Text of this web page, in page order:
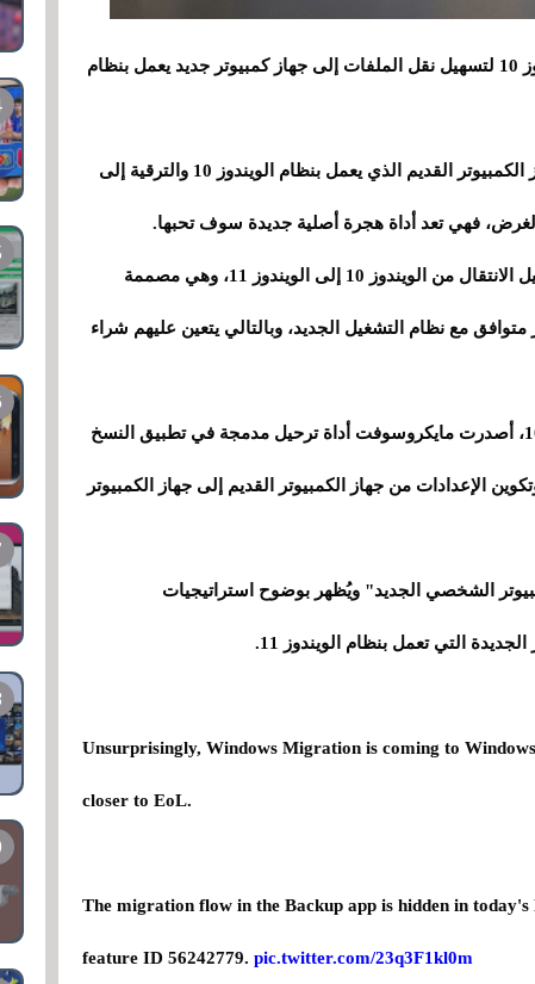
تختبر مايكروسوفت ميزة جديدة للهجرة في الويندوز 10 لتسهيل نقل الملفات إلى جهاز كمبيوتر جديد يعمل بنظام
تريد مايكروسوفت أن تسهل عليك التخلص من جهاز الكمبيوتر القديم الذي يعمل بنظام الويندوز 10 والترقية إلى
وتعمل مايكروسوفت على تطوير ميزة جديدة لتسهيل الانتقال من الويندوز 10 إلى الويندوز 11، وهي مصممة
مع نظام التشغيل الجديد، وبالتالي يتعين عليهم شراء
مع أحدث تحديث تراكمي لنظام التشغيل الويندوز 10، أصدرت مايكروسوفت أداة ترحيل مدمجة في تطبيق النسخ
الإعدادات من جهاز الكمبيوتر القديم إلى جهاز الكمبيوتر
الشخصي الجديد" ويُظهر بوضوح استراتيجيات
التي تعمل بنظام الويندوز 11.
Unsurprisingly, Windows Migration is coming to
closer to EoL.
The migration flow in the Backup app is hidden in today's
feature ID 56242779. pic.twitter.com/23q3F1kl0m